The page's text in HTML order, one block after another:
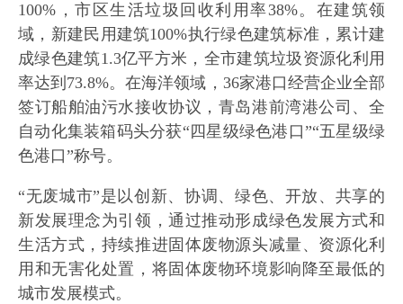
100%，市区生活垃圾回收利用率38%。在建筑领
域，新建民用建筑100%执行绿色建筑标准，累计建
成绿色建筑1.3亿平方米，全市建筑垃圾资源化利用
率达到73.8%。在海洋领域，36家港口经营企业全部
签订船舶油污水接收协议，青岛港前湾港公司、全
自动化集装箱码头分获“四星级绿色港口”“五星级绿
色港口”称号。
“无废城市”是以创新、协调、绿色、开放、共享的
新发展理念为引领，通过推动形成绿色发展方式和
生活方式，持续推进固体废物源头减量、资源化利
用和无害化处置，将固体废物环境影响降至最低的
城市发展模式。